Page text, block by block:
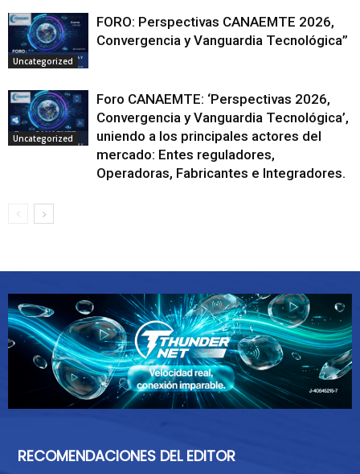
Uncategorized
FORO: Perspectivas CANAEMTE 2026,
Convergencia y Vanguardia Tecnológica”
Uncategorized
Foro CANAEMTE: ‘Perspectivas 2026,
Convergencia y Vanguardia Tecnológica’,
uniendo a los principales actores del
mercado: Entes reguladores,
Operadoras, Fabricantes e Integradores.
RECOMENDACIONES DEL EDITOR